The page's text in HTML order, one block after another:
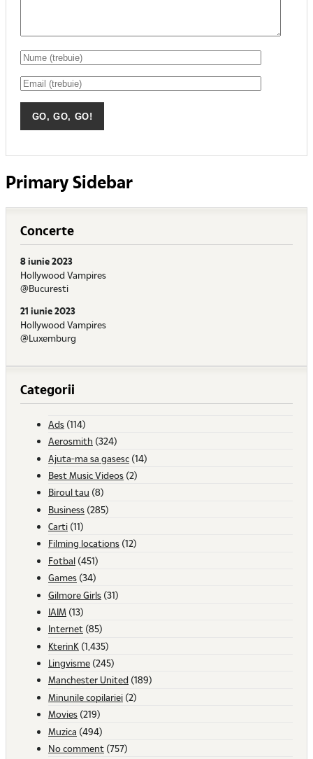
Primary Sidebar
Concerte
8 iunie 2023
Hollywood Vampires
@Bucuresti
21 iunie 2023
Hollywood Vampires
@Luxemburg
Categorii
Ads (114)
Aerosmith (324)
Ajuta-ma sa gasesc (14)
Best Music Videos (2)
Biroul tau (8)
Business (285)
Carti (11)
Filming locations (12)
Fotbal (451)
Games (34)
Gilmore Girls (31)
IAIM (13)
Internet (85)
KterinK (1,435)
Lingvisme (245)
Manchester United (189)
Minunile copilariei (2)
Movies (219)
Muzica (494)
No comment (757)